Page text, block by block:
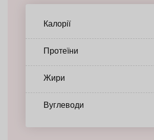
Калорії
Протеїни
Жири
Вуглеводи